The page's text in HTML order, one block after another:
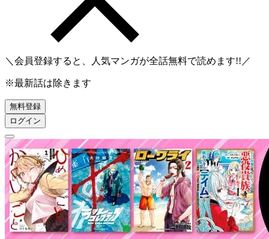
＼会員登録すると、人気マンガが全話無料で読めます!!／
※最新話は除きます
無料登録
ログイン